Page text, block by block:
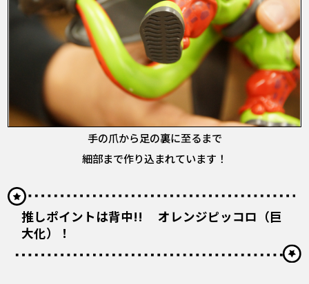
手の爪から足の裏に至るまで
細部まで作り込まれています！
推しポイントは背中!! オレンジピッコロ（巨
大化）！